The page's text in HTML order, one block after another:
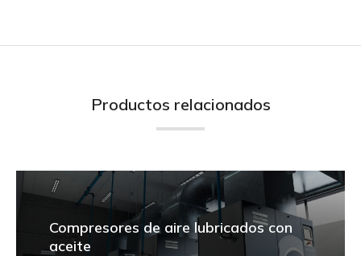
Productos relacionados
Compresores de aire lubricados con
aceite